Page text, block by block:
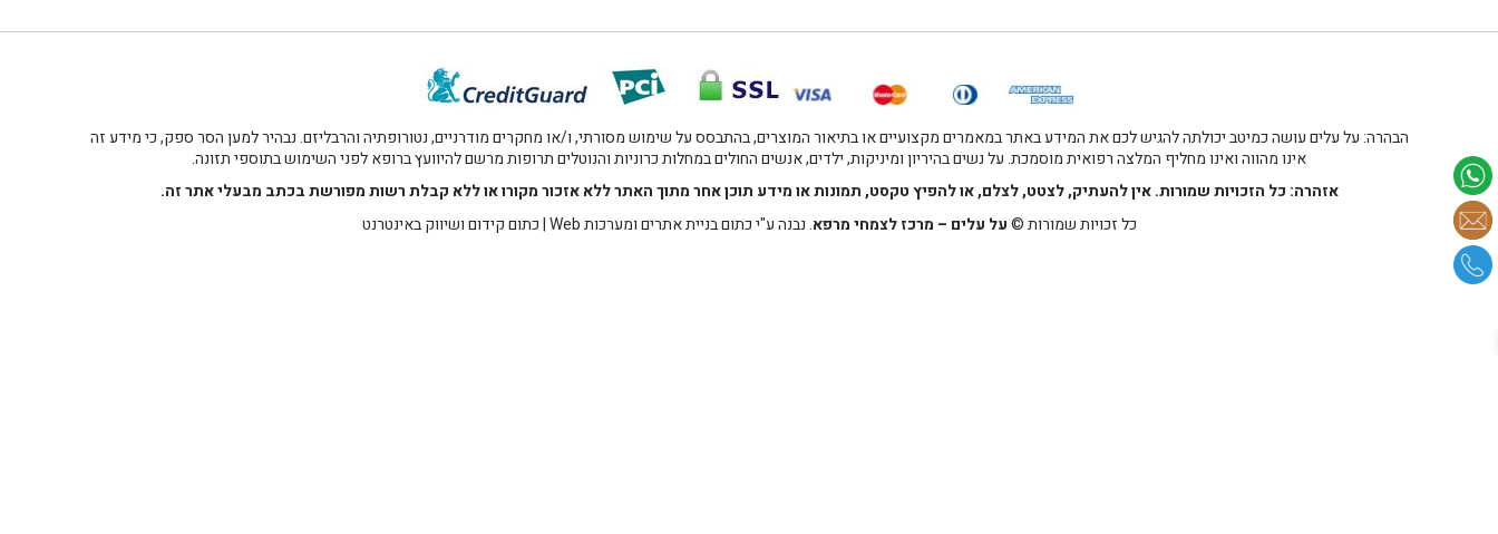
הבהרה: על עלים עושה כמיטב יכולתה להגיש לכם את המידע באתר במאמרים מקצועיים או בתיאור המוצרים, בהתבסס על שימוש מסורתי, ו/או מחקרים מודרניים, נטורופתיה והרבליזם. נבהיר למען הסר ספק, כי מידע זה
אינו מהווה ואינו מחליף המלצה רפואית מוסמכת. על נשים בהיריון ומיניקות, ילדים, אנשים החולים במחלות כרוניות והנוטלים תרופות מרשם להיוועץ ברופא לפני השימוש בתוספי תזונה.
אזהרה: כל הזכויות שמורות. אין להעתיק, לצטט, לצלם, או להפיץ טקסט, תמונות או מידע תוכן אחר מתוך האתר ללא אזכור מקורו או ללא קבלת רשות מפורשת בכתב מבעלי אתר זה.
כל זכויות שמורות ©על עלים – מרכז לצמחי מרפא. נבנה ע"יכתום בניית אתרים ומערכות Web |כתום קידום ושיווק באינטרנט